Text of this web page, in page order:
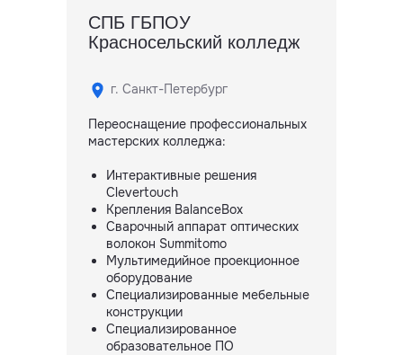
СПБ ГБПОУ
Красносельский колледж
г. Санкт-Петербург
Переоснащение профессиональных
мастерских колледжа:
Интерактивные решения
Clevertouch
Крепления BalanceBox
Сварочный аппарат оптических
волокон Summitomo
Мультимедийное проекционное
оборудование
Специализированные мебельные
конструкции
Специализированное
образовательное ПО